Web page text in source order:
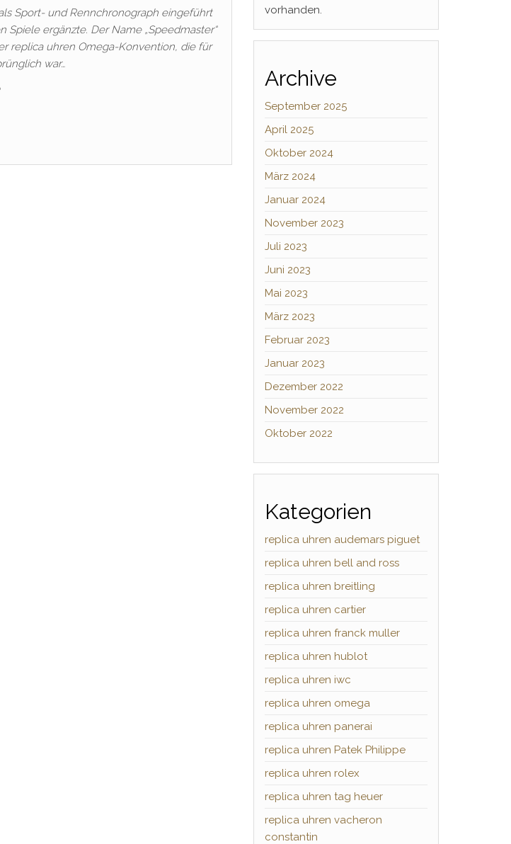
Sport- und Rennchronograph eingeführt
ergänzte. Der Name „Speedmaster“
replica uhren Omega-Konvention, die für
war…
vorhanden.
Archive
September 2025
April 2025
Oktober 2024
März 2024
Januar 2024
November 2023
Juli 2023
Juni 2023
Mai 2023
März 2023
Februar 2023
Januar 2023
Dezember 2022
November 2022
Oktober 2022
Kategorien
replica uhren audemars piguet
replica uhren bell and ross
replica uhren breitling
replica uhren cartier
replica uhren franck muller
replica uhren hublot
replica uhren iwc
replica uhren omega
replica uhren panerai
replica uhren Patek Philippe
replica uhren rolex
replica uhren tag heuer
replica uhren vacheron
constantin